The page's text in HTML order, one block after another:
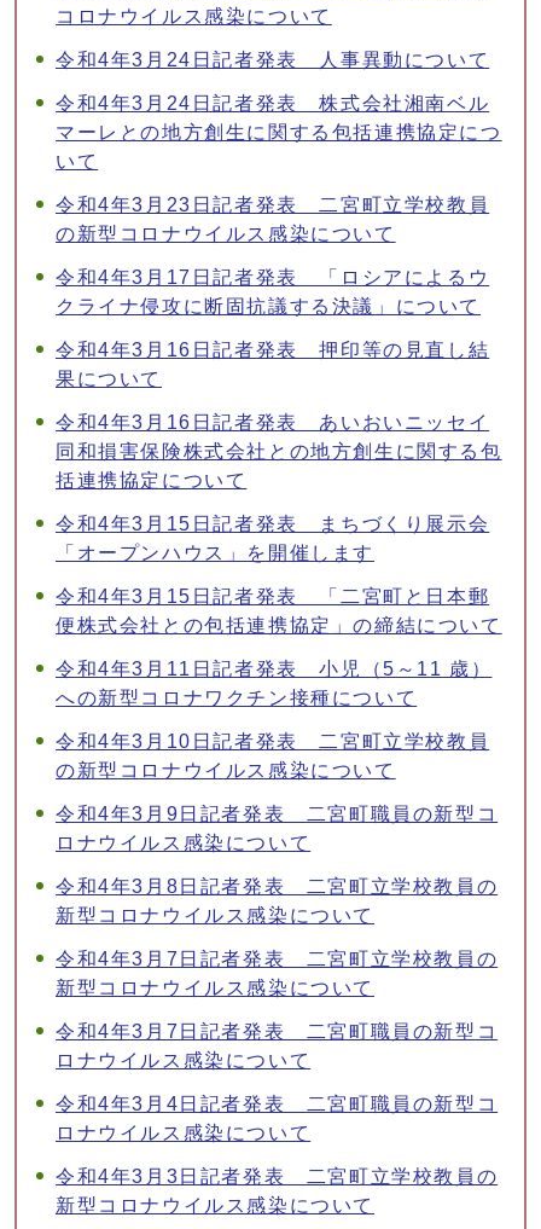
コロナウイルス感染について
令和4年3月24日記者発表 人事異動について
令和4年3月24日記者発表 株式会社湘南ベル
マーレとの地方創生に関する包括連携協定につ
いて
令和4年3月23日記者発表 二宮町立学校教員
の新型コロナウイルス感染について
令和4年3月17日記者発表 「ロシアによるウ
クライナ侵攻に断固抗議する決議」について
令和4年3月16日記者発表 押印等の見直し結
果について
令和4年3月16日記者発表 あいおいニッセイ
同和損害保険株式会社との地方創生に関する包
括連携協定について
令和4年3月15日記者発表 まちづくり展示会
「オープンハウス」を開催します
令和4年3月15日記者発表 「二宮町と日本郵
便株式会社との包括連携協定」の締結について
令和4年3月11日記者発表 小児（5～11 歳）
への新型コロナワクチン接種について
令和4年3月10日記者発表 二宮町立学校教員
の新型コロナウイルス感染について
令和4年3月9日記者発表 二宮町職員の新型コ
ロナウイルス感染について
令和4年3月8日記者発表 二宮町立学校教員の
新型コロナウイルス感染について
令和4年3月7日記者発表 二宮町立学校教員の
新型コロナウイルス感染について
令和4年3月7日記者発表 二宮町職員の新型コ
ロナウイルス感染について
令和4年3月4日記者発表 二宮町職員の新型コ
ロナウイルス感染について
令和4年3月3日記者発表 二宮町立学校教員の
新型コロナウイルス感染について